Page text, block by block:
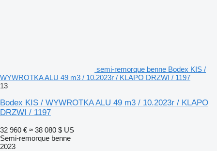
semi-remorque benne Bodex KIS /
WYWROTKA ALU 49 m3 / 10.2023r / KLAPO DRZWI / 1197
13
Bodex KIS / WYWROTKA ALU 49 m3 / 10.2023r / KLAPO
DRZWI / 1197
32 960 € ≈ 38 080 $ US
Semi-remorque benne
2023